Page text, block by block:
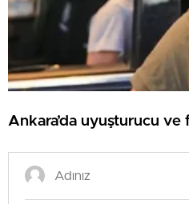
Ankara’da uyuşturucu ve